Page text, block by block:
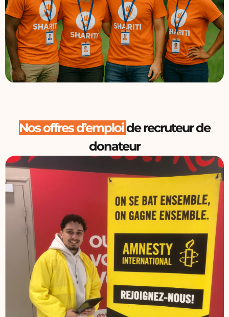
Nos offres d’emploide recruteur de
donateur